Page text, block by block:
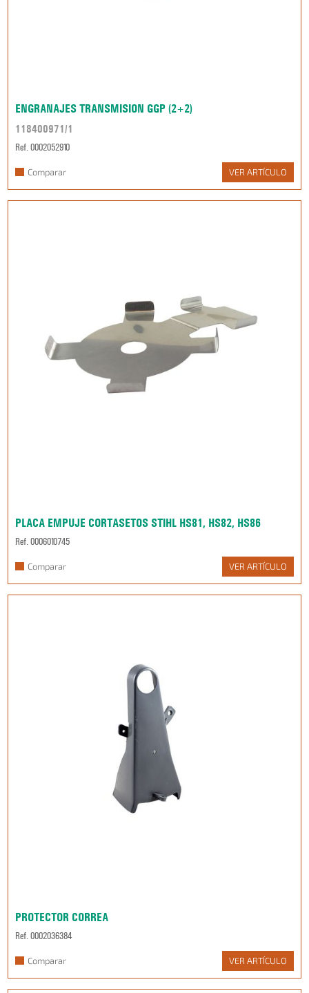
ENGRANAJES TRANSMISION GGP (2+2)
118400971/1
Ref. 0002052910
Comparar VER ARTÍCULO
PLACA EMPUJE CORTASETOS STIHL HS81, HS82, HS86
Ref. 0006010745
Comparar VER ARTÍCULO
PROTECTOR CORREA
Ref. 0002036384
Comparar VER ARTÍCULO